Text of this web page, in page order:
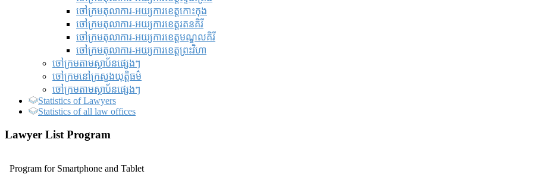
ចៅក្រមតុលាការ-អយ្យការខេត្តកោះកុង
ចៅក្រមតុលាការ-អយ្យការខេត្តរតនគិរី
ចៅក្រមតុលាការ-អយ្យការខេត្តមណ្ឌលគិរី
ចៅក្រមតុលាការ-អយ្យការខេត្តព្រះវិហា
ចៅក្រមតាមស្ថាប័នផ្សេងៗ
ចៅក្រមនៅក្រសួងយុត្តិធម៌
ចៅក្រមតាមស្ថាប័នផ្សេងៗ
Statistics of Lawyers
Statistics of all law offices
Lawyer List Program
Program for Smartphone and Tablet